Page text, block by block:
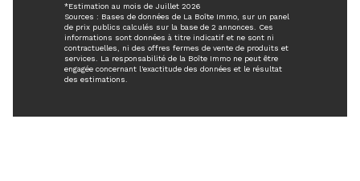
*Estimation au mois de Juillet 2026
Sources : Bases de données de La Boîte Immo, sur un panel
de prix publics calculés sur la base de 2 annonces. Ces
informations sont données à titre indicatif et ne sont ni
contractuelles, ni des offres fermes de vente de produits et
services. La responsabilité de la Boîte Immo ne peut être
engagée concernant l'exactitude des données et le résultat
des estimations.